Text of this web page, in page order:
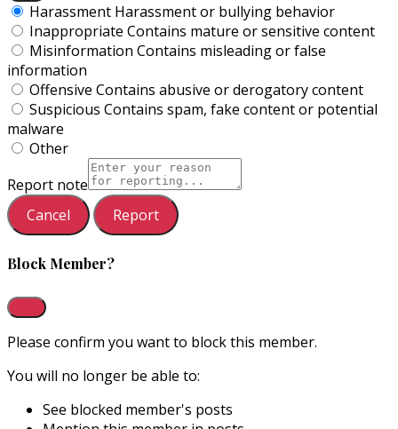
Harassment Harassment or bullying behavior
Inappropriate Contains mature or sensitive content
Misinformation Contains misleading or false
information
Offensive Contains abusive or derogatory content
Suspicious Contains spam, fake content or potential
malware
Other
Report note
Report
Block Member?
Please confirm you want to block this member.
You will no longer be able to:
See blocked member's posts